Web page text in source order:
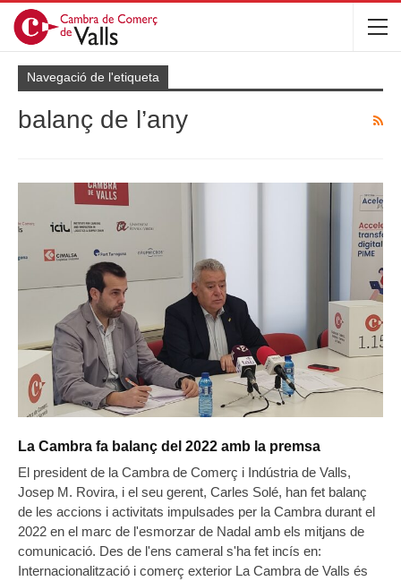
Navegació de l'etiqueta
balanç de l’any
La Cambra fa balanç del 2022 amb la premsa
El president de la Cambra de Comerç i Indústria de Valls,
Josep M. Rovira, i el seu gerent, Carles Solé, han fet balanç
de les accions i activitats impulsades per la Cambra durant el
2022 en el marc de l'esmorzar de Nadal amb els mitjans de
comunicació. Des de l'ens cameral s'ha fet incís en:
Internacionalització i comerç exterior La Cambra de Valls és